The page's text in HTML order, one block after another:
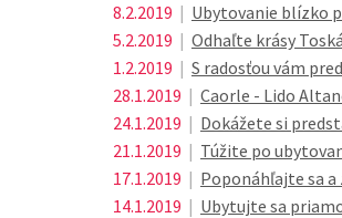
8.2.2019 | Ubytovanie blízko
5.2.2019 | Odhaľte krásy
1.2.2019 | S radosťou vám
28.1.2019 | Caorle - Lido
24.1.2019 | Dokážete si
21.1.2019 | Túžite po
17.1.2019 | Poponáhľajte sa a
14.1.2019 | Ubytujte sa